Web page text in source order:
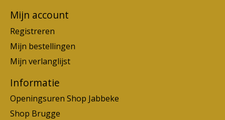
Mijn account
Registreren
Mijn bestellingen
Mijn verlanglijst
Informatie
Openingsuren Shop Jabbeke
Shop Brugge